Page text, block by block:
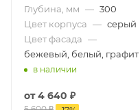
Глубина, мм — 300
Цвет корпуса — серый
Цвет фасада —
бежевый, белый, графит
в наличии
от4 640 ₽